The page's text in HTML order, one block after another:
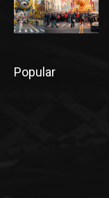
Popular